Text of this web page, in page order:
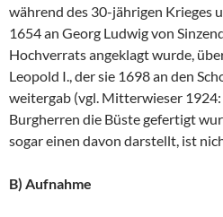
während des 30-jährigen Krieges
1654 an Georg Ludwig von
Hochverrats angeklagt wurde,
Leopold I., der sie 1698 an den
weitergab (vgl. Mitterwieser
Burgherren die Büste gefertigt
sogar einen davon darstellt, ist
B) Aufnahme